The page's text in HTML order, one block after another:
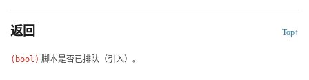
返回 Top↑
(bool) 脚本是否已排队（引入）。